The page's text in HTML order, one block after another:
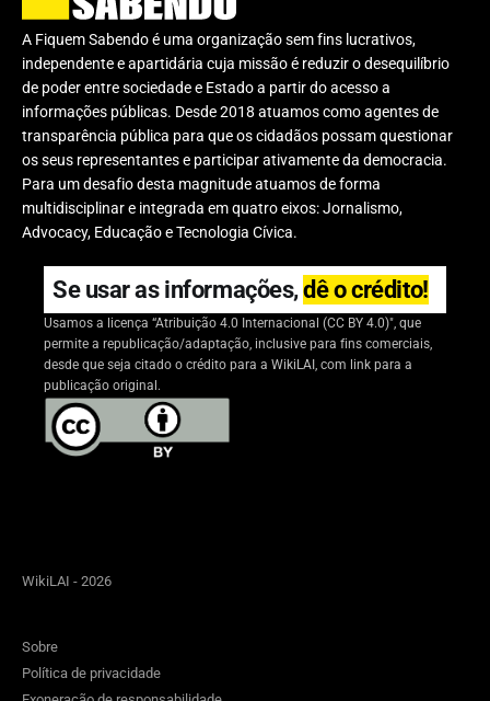
A Fiquem Sabendo é uma organização sem fins lucrativos,
independente e apartidária cuja missão é reduzir o desequilíbrio
de poder entre sociedade e Estado a partir do acesso a
informações públicas. Desde 2018 atuamos como agentes de
transparência pública para que os cidadãos possam questionar
os seus representantes e participar ativamente da democracia.
Para um desafio desta magnitude atuamos de forma
multidisciplinar e integrada em quatro eixos: Jornalismo,
Advocacy, Educação e Tecnologia Cívica.
Se usar as informações,dê o crédito!
Usamos a licença “Atribuição 4.0 Internacional (CC BY 4.0)", que
permite a republicação/adaptação, inclusive para fins comerciais,
desde que seja citado o crédito para a WikiLAI, com link para a
publicação original.
WikiLAI - 2026
Sobre
Política de privacidade